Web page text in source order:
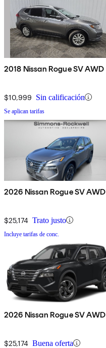
2018 Nissan Rogue SV AWD
$10,999 Sin calificación
Se aplican tarifas
2026 Nissan Rogue SV AWD
$25,174 Trato justo
Incluye tarifas de conc.
2026 Nissan Rogue SV AWD
$25,174 Buena oferta